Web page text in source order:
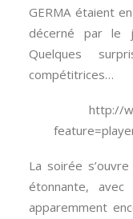
GERMA étaient
décerné par le
Quelques
compétitrices…
http://
La soirée
étonnante,
apparemment